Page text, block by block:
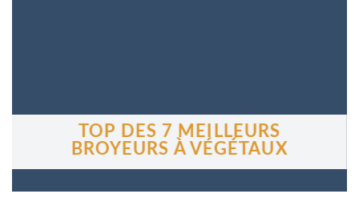
TOP DES 7 MEILLEURS
BROYEURS À VÉGÉTAUX